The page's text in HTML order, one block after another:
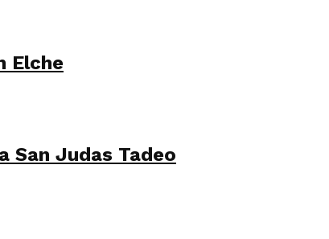
Elche
San Judas Tadeo